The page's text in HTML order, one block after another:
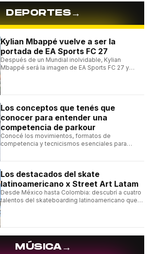
DEPORTES→
Kylian Mbappé vuelve a ser la
portada de EA Sports FC 27
Después de un Mundial inolvidable, Kylian
Mbappé será la imagen de EA Sports FC 27 y
Los conceptos que tenés que
conocer para entender una
competencia de parkour
Conocé los movimientos, formatos de
competencia y tecnicismos esenciales para
Los destacados del skate
latinoamericano x Street Art Latam
Desde México hasta Colombia: descubrí a cuatro
talentos del skateboarding latinoamericano que
MÚSICA→